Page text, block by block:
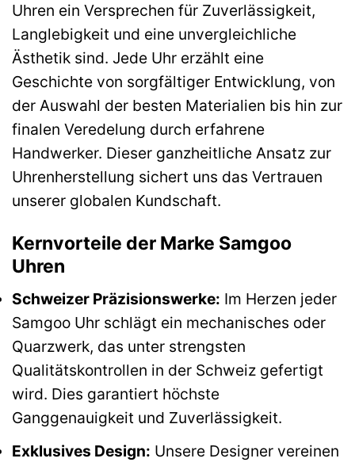
Uhren ein Versprechen für Zuverlässigkeit,
Langlebigkeit und eine unvergleichliche
Ästhetik sind. Jede Uhr erzählt eine
Geschichte von sorgfältiger Entwicklung, von
der Auswahl der besten Materialien bis hin zur
finalen Veredelung durch erfahrene
Handwerker. Dieser ganzheitliche Ansatz zur
Uhrenherstellung sichert uns das Vertrauen
unserer globalen Kundschaft.
Kernvorteile der Marke Samgoo
Uhren
Schweizer Präzisionswerke: Im Herzen jeder
Samgoo Uhr schlägt ein mechanisches oder
Quarzwerk, das unter strengsten
Qualitätskontrollen in der Schweiz gefertigt
wird. Dies garantiert höchste
Ganggenauigkeit und Zuverlässigkeit.
Exklusives Design: Unsere Designer vereinen